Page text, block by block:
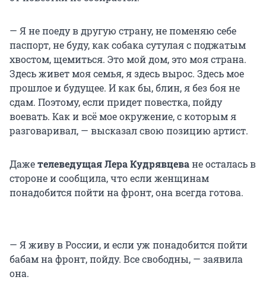
— Я не поеду в другую страну, не поменяю себе
паспорт, не буду, как собака сутулая с поджатым
хвостом, щемиться. Это мой дом, это моя страна.
Здесь живет моя семья, я здесь вырос. Здесь мое
прошлое и будущее. И как бы, блин, я без боя не
сдам. Поэтому, если придет повестка, пойду
воевать. Как и всё мое окружение, с которым я
разговаривал, — высказал свою позицию артист.
Дажетелеведущая Лера Кудрявцеване осталась в
стороне и сообщила, что если женщинам
понадобится пойти на фронт, она всегда готова.
— Я живу в России, и если уж понадобится пойти
бабам на фронт, пойду. Все свободны, — заявила
она.